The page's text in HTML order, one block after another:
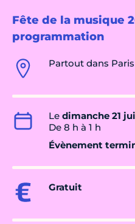
Fête de la musique
programmation
Partout dans Paris
Le dimanche 21
De 8 h à 1 h
Évènement
Gratuit